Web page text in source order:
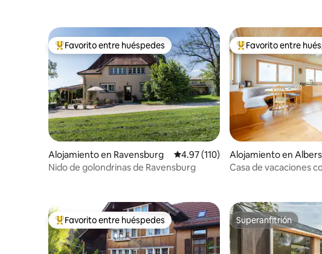
Favorito entre huéspedes preferido
Favorito entre huéspedes
Alojamiento en Ravensburg Calificación promedio: 4.97 de 5,
4.97 (110)
Nido de golondrinas de Ravensburg
Favorito entre
Favorito entre
Alojamiento en
de
Casa de vacaciones
Favorito entre huéspedes preferido
Favorito entre huéspedes Superanfitrión
Superanfitrión